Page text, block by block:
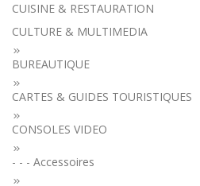
CUISINE & RESTAURATION
CULTURE & MULTIMEDIA
BUREAUTIQUE
CARTES & GUIDES TOURISTIQUES
CONSOLES VIDEO
- - - Accessoires